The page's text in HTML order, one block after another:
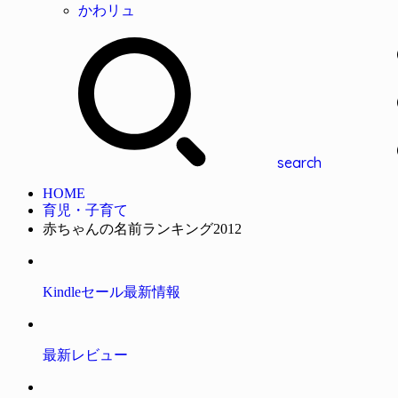
かわリュ
search
HOME
育児・子育て
赤ちゃんの名前ランキング2012
Kindleセール最新情報
最新レビュー